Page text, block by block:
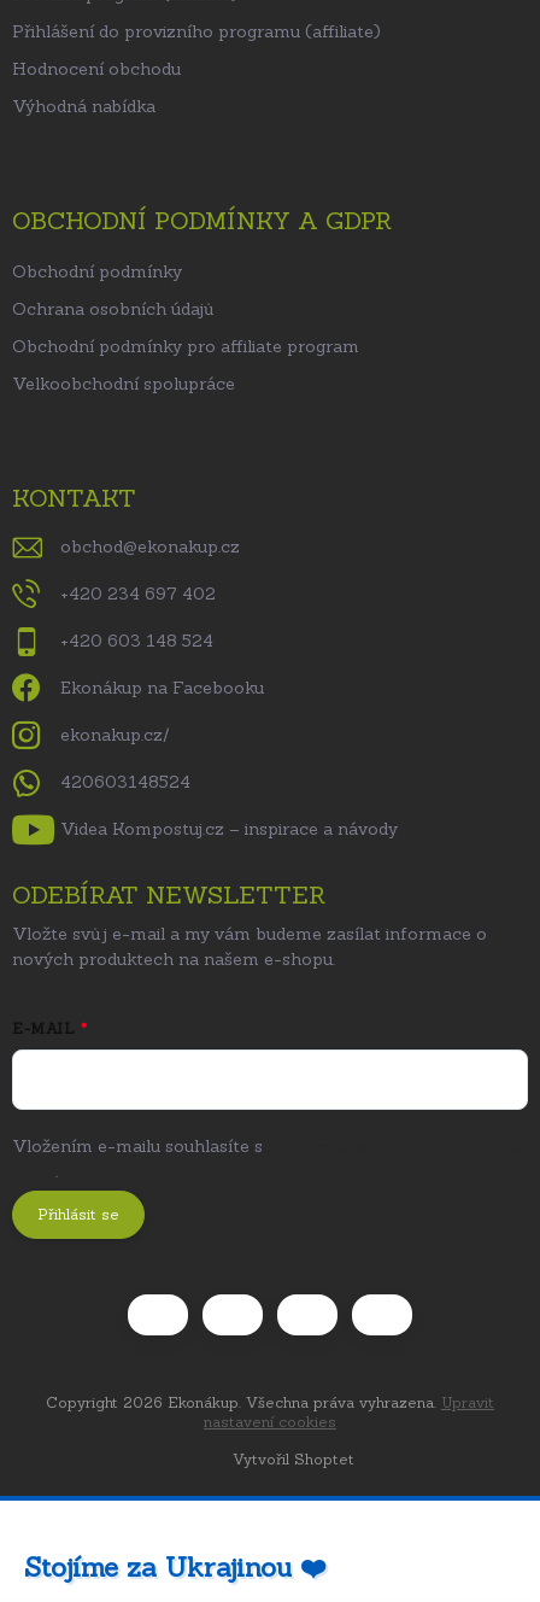
Přihlášení do provizního programu (affiliate)
Hodnocení obchodu
Výhodná nabídka
OBCHODNÍ PODMÍNKY A GDPR
Obchodní podmínky
Ochrana osobních údajů
Obchodní podmínky pro affiliate program
Velkoobchodní spolupráce
KONTAKT
obchod@ekonakup.cz
+420 234 697 402
+420 603 148 524
Ekonákup na Facebooku
ekonakup.cz/
420603148524
Videa Kompostuj.cz – inspirace a návody
ODEBÍRAT NEWSLETTER
Vložte svůj e-mail a my vám budeme zasílat informace o
nových produktech na našem e-shopu.
E-MAIL
Vložením e-mailu souhlasíte s
.
Přihlásit se
Vytvořil Shoptet
Copyright 2026 Ekonákup. Všechna práva vyhrazena. Upravit
nastavení cookies
Stojíme za Ukrajinou ❤️